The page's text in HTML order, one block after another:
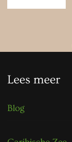
Lees meer
Blog